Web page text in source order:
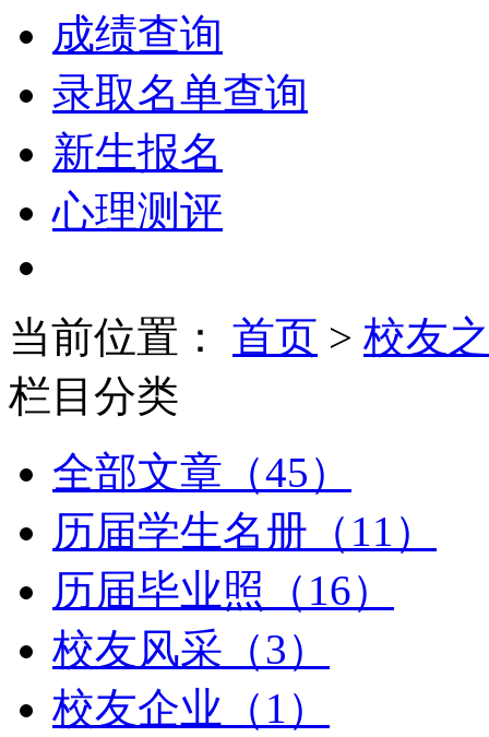
成绩查询
录取名单查询
新生报名
心理测评
当前位置： 首页 > 校友
栏目分类
全部文章（45）
历届学生名册（11）
历届毕业照（16）
校友风采（3）
校友企业（1）